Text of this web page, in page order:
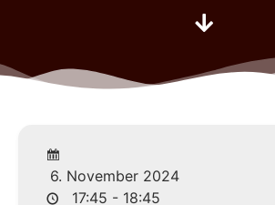
6. November 2024
17:45 - 18:45